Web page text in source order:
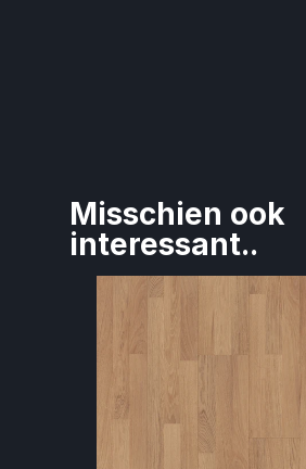
Misschien ook
interessant..